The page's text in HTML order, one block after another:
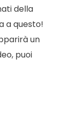
della
a questo!
un
puoi